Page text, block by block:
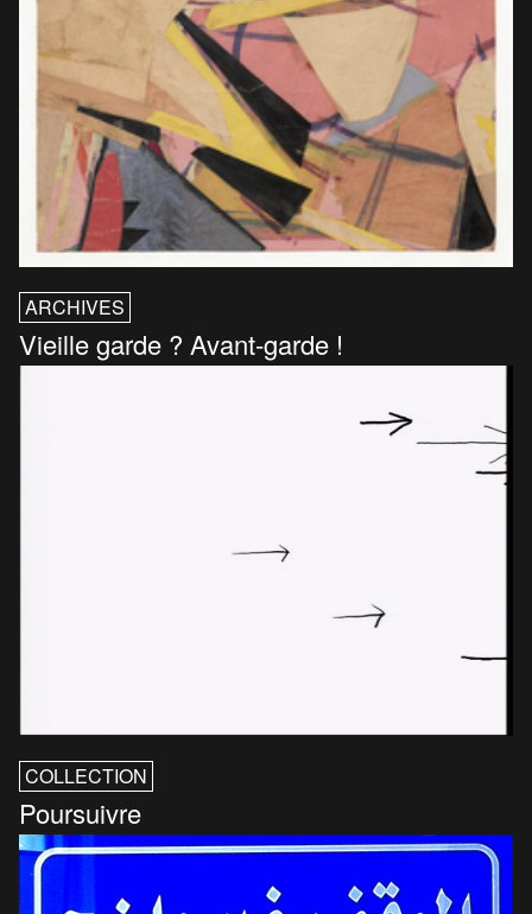
ARCHIVES
Vieille garde ? Avant-garde !
COLLECTION
Poursuivre